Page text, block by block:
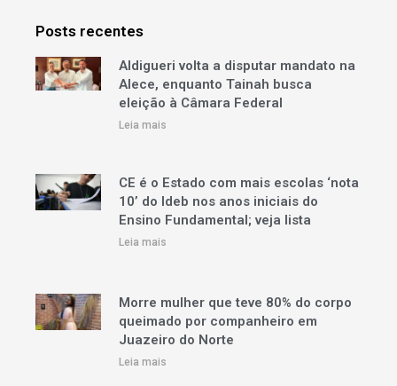
Posts recentes
Aldigueri volta a disputar mandato na
Alece, enquanto Tainah busca
eleição à Câmara Federal
Leia mais
CE é o Estado com mais escolas ‘nota
10’ do Ideb nos anos iniciais do
Ensino Fundamental; veja lista
Leia mais
Morre mulher que teve 80% do corpo
queimado por companheiro em
Juazeiro do Norte
Leia mais